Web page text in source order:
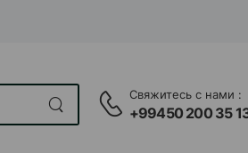
Свяжитесь с нами :
+99450 200 35